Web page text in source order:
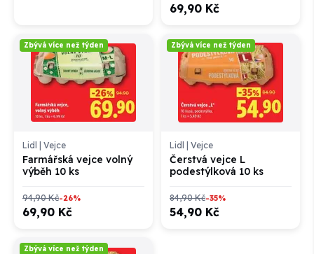
69,90 Kč
Zbývá více než týden
Lidl Vejce
Farmářská vejce volný
výběh 10 ks
94,90 Kč-26%
69,90 Kč
Zbývá více než týden
Lidl Vejce
Čerstvá vejce L
podestýlková 10 ks
84,90 Kč-35%
54,90 Kč
Zbývá více než týden